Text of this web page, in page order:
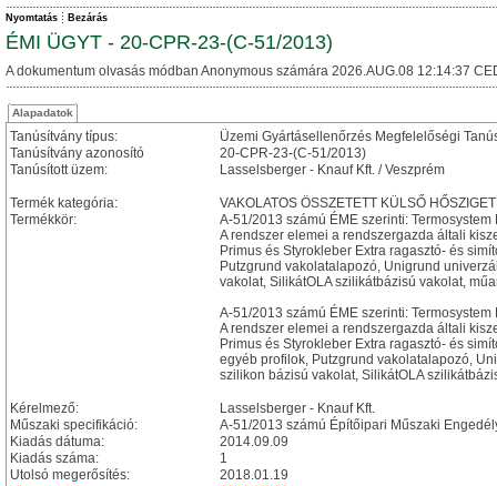
Nyomtatás Bezárás
ÉMI ÜGYT - 20-CPR-23-(C-51/2013)
A dokumentum olvasás módban Anonymous számára 2026.AUG.08 12:14:37
Alapadatok
Tanúsítvány típus:
Üzemi Gyártásellenőrzés Megfelelőségi
Tanúsítvány azonosító
20-CPR-23-(C-51/2013)
Tanúsított üzem:
Lasselsberger - Knauf Kft. / Veszprém
Termék kategória:
VAKOLATOS ÖSSZETETT KÜLSŐ
Termékkör:
A-51/2013 számú ÉME szerinti:
A rendszer elemei a rendszergazda általi
Primus és Styrokleber Extra ragasztó- és
Putzgrund vakolatalapozó, Unigrund
vakolat, SilikátOLA szilikátbázisú vakolat,
A-51/2013 számú ÉME szerinti:
A rendszer elemei a rendszergazda általi
Primus és Styrokleber Extra ragasztó- és
egyéb profilok, Putzgrund vakolatalapozó,
szilikon bázisú vakolat, SilikátOLA
Kérelmező:
Lasselsberger - Knauf Kft.
Műszaki specifikáció:
A-51/2013 számú Építőipari Műszaki
Kiadás dátuma:
2014.09.09
Kiadás száma:
1
Utolsó megerősítés:
2018.01.19